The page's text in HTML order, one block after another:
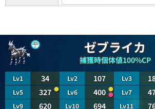
ゼブライカ
捕獲時個体値100%CP
Lv1 34 Lv2 107 Lv3
Lv5 327 ● Lv6 400 ●
● Lv7
Lv9 620 Lv10 694 Lv11